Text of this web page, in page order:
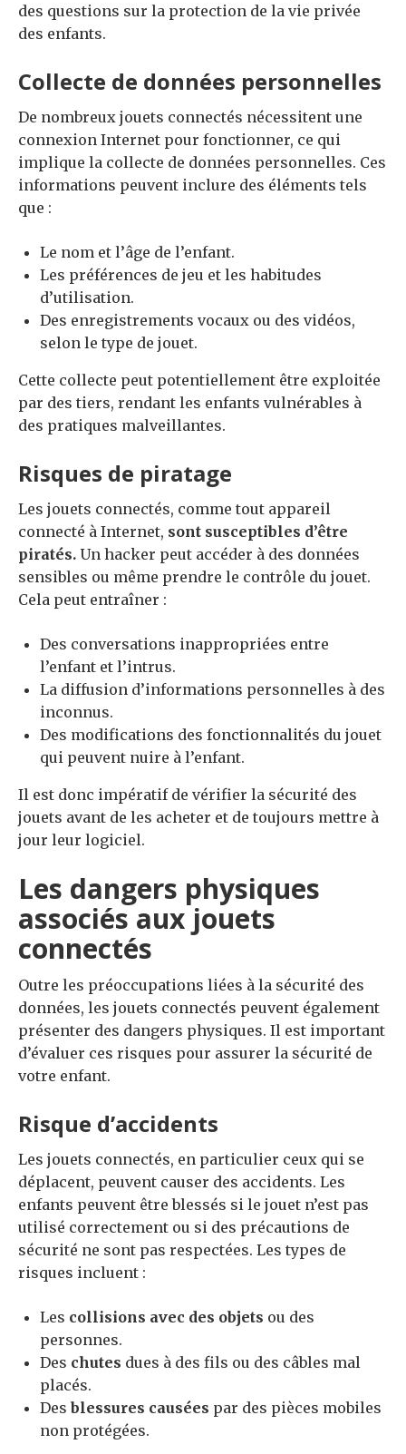
des questions sur la protection de la vie privée
des enfants.
Collecte de données personnelles
De nombreux jouets connectés nécessitent une
connexion Internet pour fonctionner, ce qui
implique la collecte de données personnelles. Ces
informations peuvent inclure des éléments tels
que :
Le nom et l’âge de l’enfant.
Les préférences de jeu et les habitudes
d’utilisation.
Des enregistrements vocaux ou des vidéos,
selon le type de jouet.
Cette collecte peut potentiellement être exploitée
par des tiers, rendant les enfants vulnérables à
des pratiques malveillantes.
Risques de piratage
Les jouets connectés, comme tout appareil
connecté à Internet, sont susceptibles d’être
piratés. Un hacker peut accéder à des données
sensibles ou même prendre le contrôle du jouet.
Cela peut entraîner :
Des conversations inappropriées entre
l’enfant et l’intrus.
La diffusion d’informations personnelles à des
inconnus.
Des modifications des fonctionnalités du jouet
qui peuvent nuire à l’enfant.
Il est donc impératif de vérifier la sécurité des
jouets avant de les acheter et de toujours mettre à
jour leur logiciel.
Les dangers physiques
associés aux jouets
connectés
Outre les préoccupations liées à la sécurité des
données, les jouets connectés peuvent également
présenter des dangers physiques. Il est important
d’évaluer ces risques pour assurer la sécurité de
votre enfant.
Risque d’accidents
Les jouets connectés, en particulier ceux qui se
déplacent, peuvent causer des accidents. Les
enfants peuvent être blessés si le jouet n’est pas
utilisé correctement ou si des précautions de
sécurité ne sont pas respectées. Les types de
risques incluent :
Les collisions avec des objets ou des
personnes.
Des chutes dues à des fils ou des câbles mal
placés.
Desblessures causées par des pièces mobiles
non protégées.